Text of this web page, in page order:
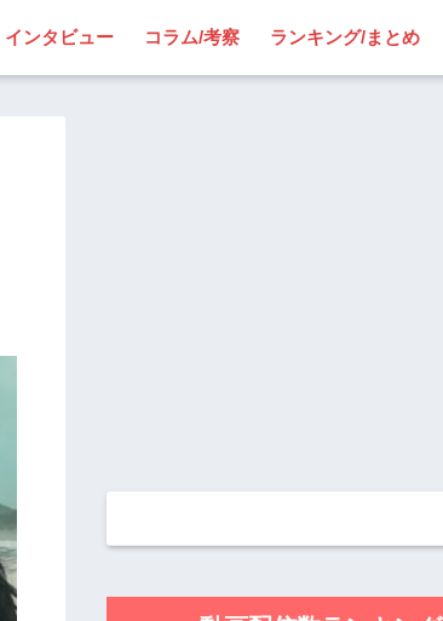
インタビュー コラム/考察 ランキング/まとめ